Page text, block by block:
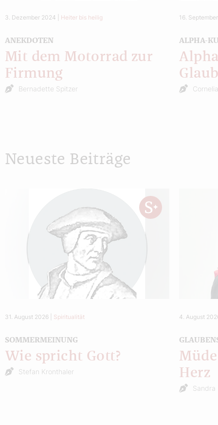
3. Dezember 2024 Heiter bis heilig
ANEKDOTEN
Mit dem Motorrad zur
Firmung
Bernadette Spitzer
16.
ALPHA-
Neueste Beiträge
31. August 2026 Spiritualität
SOMMERMEINUNG
Wie spricht Gott?
Stefan Kronthaler
4. August
Herz
Sandra